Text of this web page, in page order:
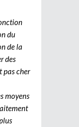
du
de la
des
pas cher
moyens